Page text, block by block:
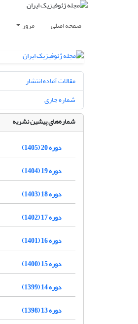
صفحه اصلی مرور
مقالات آماده انتشار
شماره جاری
شماره‌های پیشین نشریه
دوره 20 (1405)
دوره 19 (1404)
دوره 18 (1403)
دوره 17 (1402)
دوره 16 (1401)
دوره 15 (1400)
دوره 14 (1399)
دوره 13 (1398)